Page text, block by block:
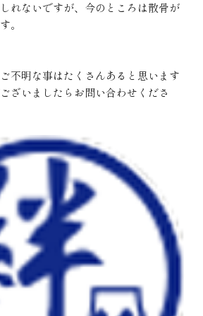
れないですが、今のところは散骨が
。
不明な事はたくさんあると思います
ざいましたらお問い合わせくださ